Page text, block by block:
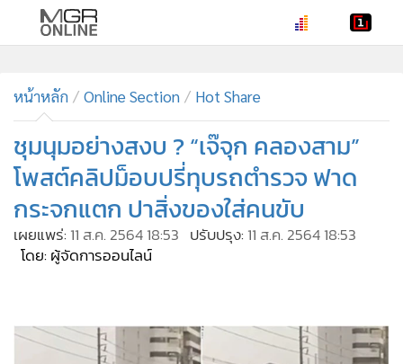
• ทันเหตุการณ์
• ภาคใต้
• ภูมิภาค
• Online Section
• บันเทิง
• ผู้จัดการรายวัน
คอลัมนิสต์
Cyber BIZ
หน้าหลัก Online Section Hot Share
ชุมนุมอย่างสงบ ? “เจ๊จุก คลองสาม”
โพสต์คลิปม็อบปรี่ทุบรถตำรวจ ฟาด
กระจกแตก ปาสิ่งของใส่คนขับ
เผยแพร่: 11 ส.ค. 2564 18:53 ปรับปรุง: 11 ส.ค. 2564 18:53
โดย: ผู้จัดการออนไลน์